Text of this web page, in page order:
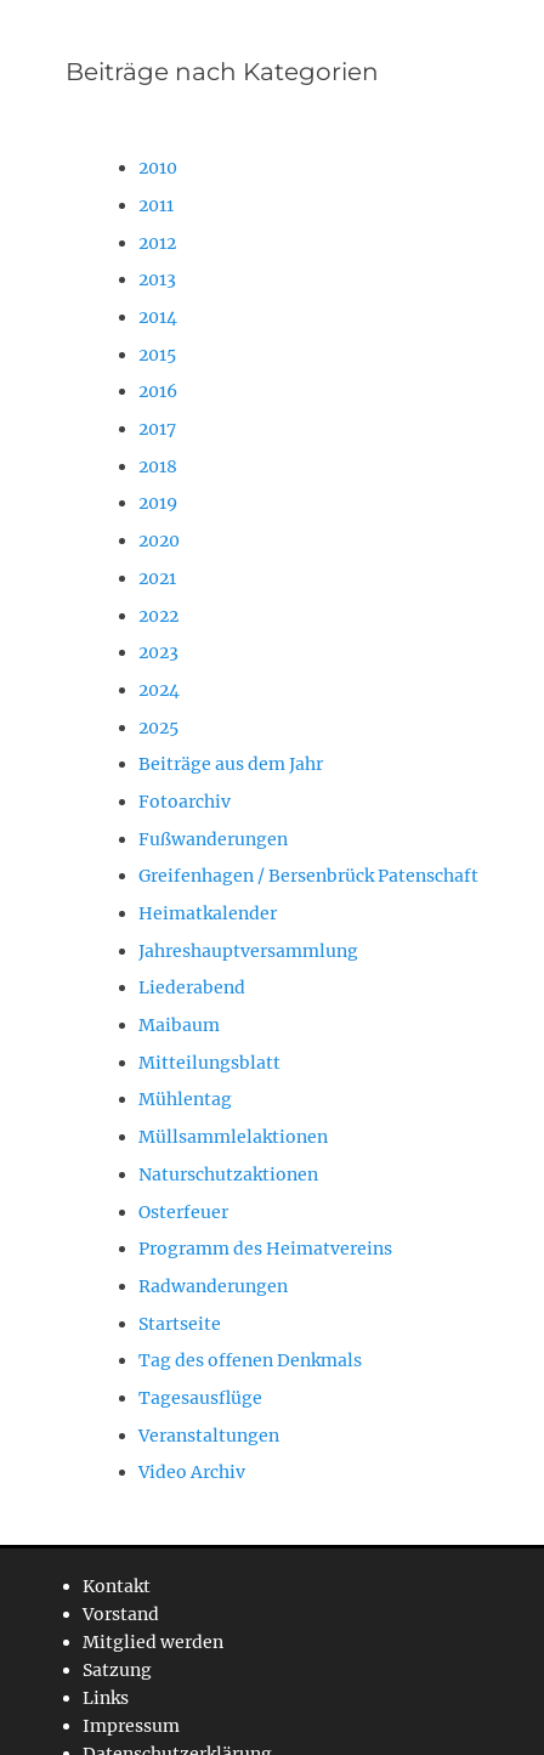
Beiträge nach Kategorien
2010
2011
2012
2013
2014
2015
2016
2017
2018
2019
2020
2021
2022
2023
2024
2025
Beiträge aus dem Jahr
Fotoarchiv
Fußwanderungen
Greifenhagen / Bersenbrück Patenschaft
Heimatkalender
Jahreshauptversammlung
Liederabend
Maibaum
Mitteilungsblatt
Mühlentag
Müllsammlelaktionen
Naturschutzaktionen
Osterfeuer
Programm des Heimatvereins
Radwanderungen
Startseite
Tag des offenen Denkmals
Tagesausflüge
Veranstaltungen
Video Archiv
Kontakt
Vorstand
Mitglied werden
Satzung
Links
Impressum